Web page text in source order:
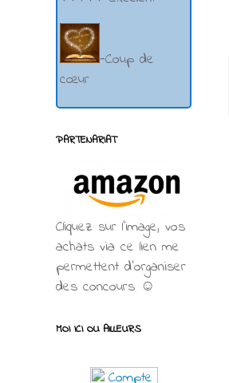
-Coup de
cœur
PARTENARIAT
Cliquez sur l'image, vos
achats via ce lien me
permettent d’organiser
des concours ☺
MOI ICI OU AILLEURS